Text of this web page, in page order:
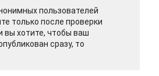
пользователей
только после проверки
вы хотите, чтобы ваш
сразу, то